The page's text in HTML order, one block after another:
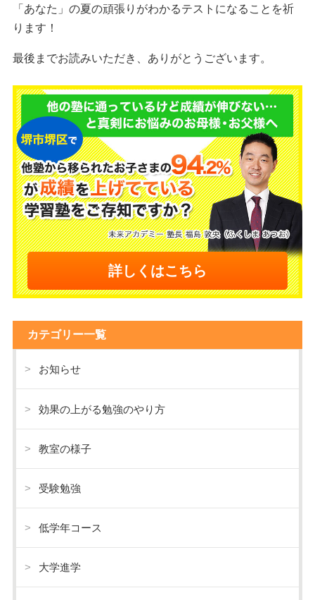
「あなた」の夏の頑張りがわかるテストになることを祈
ります！
最後までお読みいただき、ありがとうございます。
詳しくはこちら
カテゴリー一覧
お知らせ
効果の上がる勉強のやり方
教室の様子
受験勉強
低学年コース
大学進学